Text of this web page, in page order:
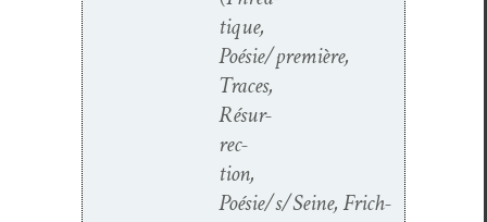
tique,
Poésie/première,
Traces,
Résur­
rec­
tion,
Poésie/s/Seine, Frich­